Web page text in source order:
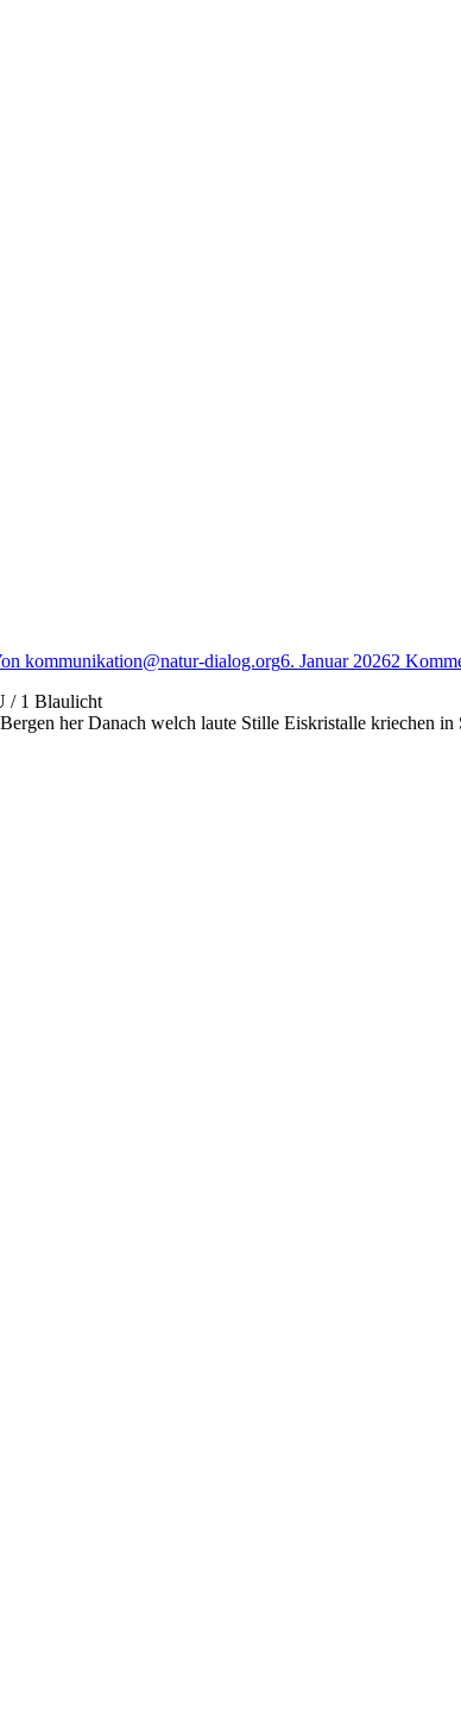
kommunikation@natur-dialog.org6. Januar 20262
/ 1 Blaulicht
her Danach welch laute Stille Eiskristalle kriechen in